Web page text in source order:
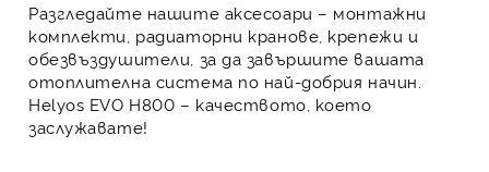
Разгледайте нашите аксесоари – монтажни
комплекти, радиаторни кранове, крепежи и
обезвъздушители, за да завършите вашата
отоплителна система по най-добрия начин.
Helyos EVO Н800 – качеството, което
заслужавате!